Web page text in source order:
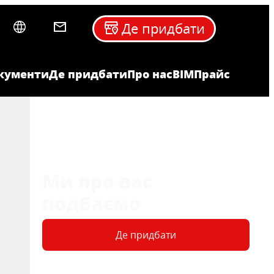
Де придбатиПро насBIMПрайс
Де придбати
Де придбати